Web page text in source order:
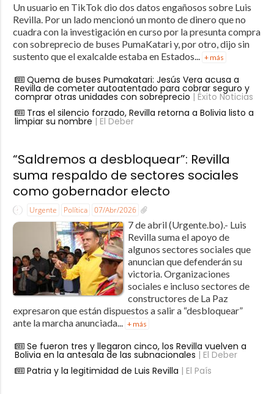
Un usuario en TikTok dio dos datos engañosos sobre Luis
Revilla. Por un lado mencionó un monto de dinero que no
cuadra con la investigación en curso por la presunta compra
con sobreprecio de buses PumaKatari y, por otro, dijo sin
sustento que el exalcalde estaba en Estados... + más
Quema de buses Pumakatari: Jesús Vera acusa a
Revilla de cometer autoatentado para cobrar seguro y
comprar otras unidades con sobreprecio | Éxito Noticias
Tras el silencio forzado, Revilla retorna a Bolivia listo a
limpiar su nombre | El Deber
“Saldremos a desbloquear”: Revilla
suma respaldo de sectores sociales
como gobernador electo
Urgente Política 07/Abr/2026
7 de abril (Urgente.bo).- Luis
Revilla suma el apoyo de
algunos sectores sociales que
anuncian que defenderán su
victoria. Organizaciones
sociales e incluso sectores de
constructores de La Paz
expresaron que están dispuestos a salir a “desbloquear”
ante la marcha anunciada...
+ más
Se fueron tres y llegaron cinco, los Revilla vuelven a
Bolivia en la antesala de las subnacionales | El Deber
Patria y la legitimidad de Luis Revilla | El País